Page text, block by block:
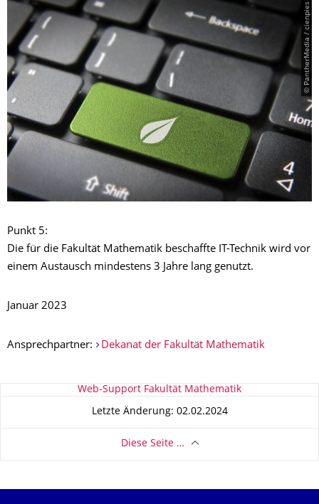
© PantherMedia / cienpies
Punkt 5:
Die für die Fakultät Mathematik beschaffte IT-Technik wird vor
einem Austausch mindestens 3 Jahre lang genutzt.
Januar 2023
Ansprechpartner: Dekanat der Fakultät Mathematik
Zu dieser SeiteWeb-Support Fakultät Mathematik
Letzte Änderung: 02.02.2024
Diese Seite …